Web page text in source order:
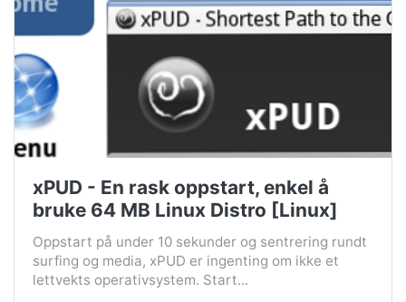
xPUD - En rask oppstart, enkel å
bruke 64 MB Linux Distro [Linux]
Oppstart på under 10 sekunder og sentrering rundt
surfing og media, xPUD er ingenting om ikke et
lettvekts operativsystem. Start...